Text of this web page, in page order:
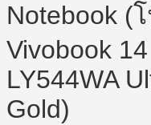
Notebook (
Vivobook
LY544WA
Gold)